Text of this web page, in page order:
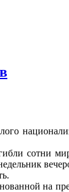
сотни
на